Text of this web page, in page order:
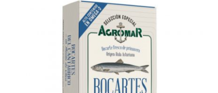
AÑADIR AL CARRITO
/
DETALLES